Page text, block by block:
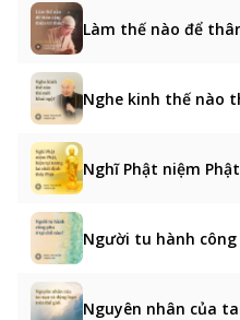
Làm thế nào để
Nghe kinh thế nào
Người tu hành